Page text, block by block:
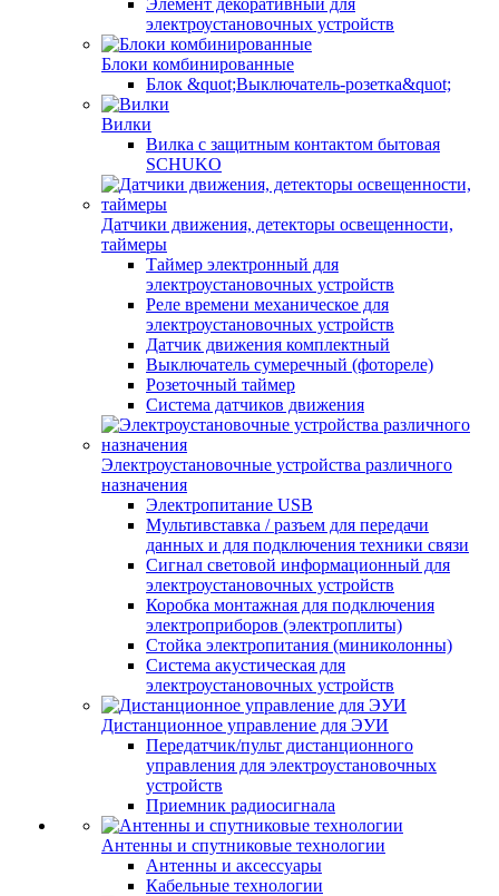
Элемент декоративный для
электроустановочных устройств
Блоки комбинированные
Блок &quot;Выключатель-розетка&quot;
Вилки
Вилка с защитным контактом бытовая
SCHUKO
Датчики движения, детекторы освещенности,
таймеры
Таймер электронный для
электроустановочных устройств
Реле времени механическое для
электроустановочных устройств
Датчик движения комплектный
Выключатель сумеречный (фотореле)
Розеточный таймер
Система датчиков движения
Электроустановочные устройства различного
назначения
Электропитание USB
Мультивставка / разъем для передачи
данных и для подключения техники связи
Сигнал световой информационный для
электроустановочных устройств
Коробка монтажная для подключения
электроприборов (электроплиты)
Стойка электропитания (миниколонны)
Система акустическая для
электроустановочных устройств
Дистанционное управление для ЭУИ
Передатчик/пульт дистанционного
управления для электроустановочных
устройств
Приемник радиосигнала
Антенны и спутниковые технологии
Антенны и аксессуары
Кабельные технологии